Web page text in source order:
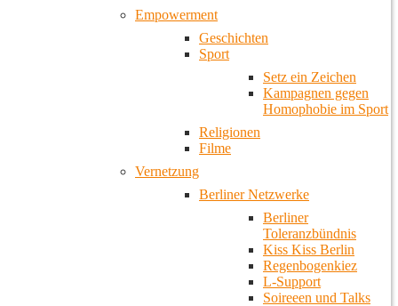
Empowerment
Geschichten
Sport
Setz ein Zeichen
Kampagnen gegen
Homophobie im Sport
Religionen
Filme
Vernetzung
Berliner Netzwerke
Berliner
Toleranzbündnis
Kiss Kiss Berlin
Regenbogenkiez
L-Support
Soireeen und Talks